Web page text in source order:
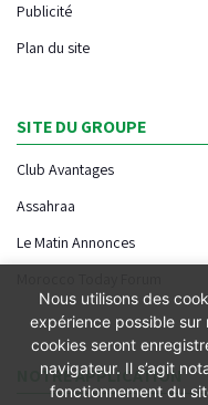
Publicité
Plan du site
SITE DU GROUPE
Club Avantages
Assahraa
Le Matin Annonces
NOTRE APPLICATION
Nous utilisons des
expérience possible sur
cookies seront
navigateur. Il s’agit
fonctionnement du